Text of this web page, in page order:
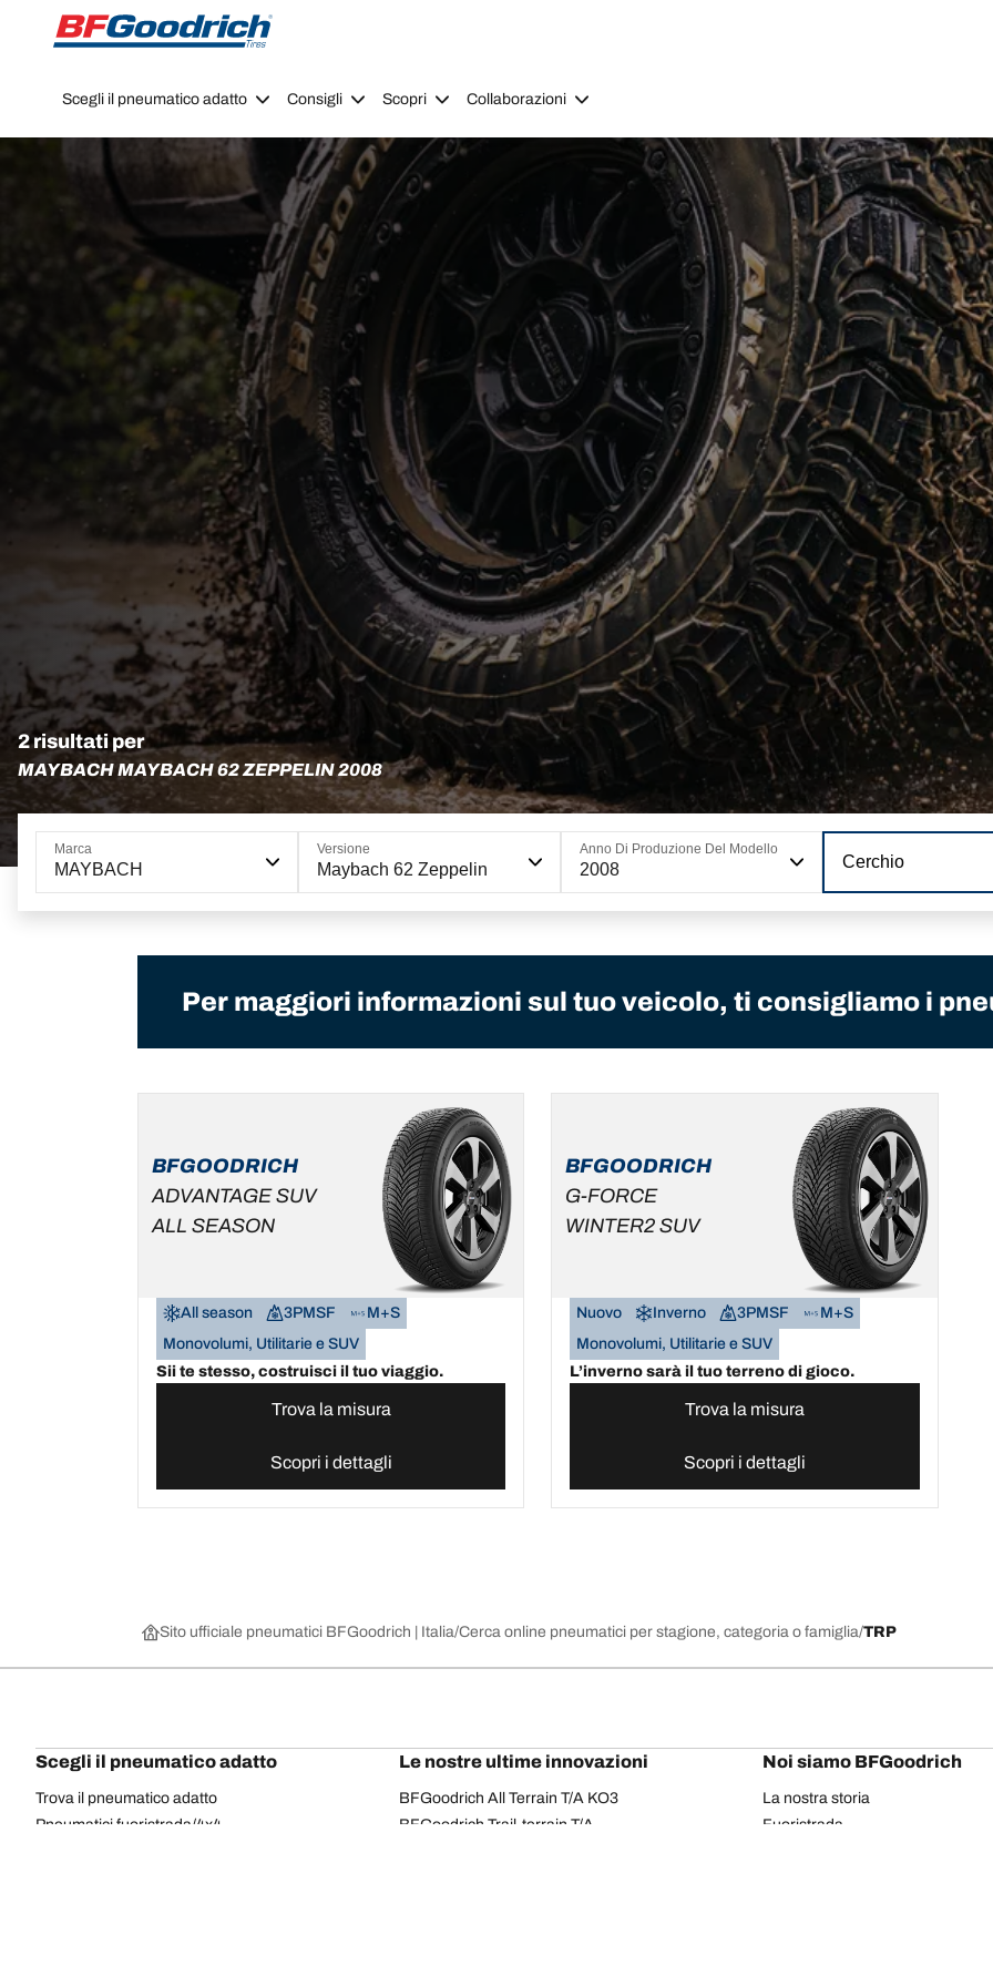
Go to page content
Go to page navigation
Scegli il pneumatico adatto Consigli Scopri Collaborazioni
2 risultati per
MAYBACH MAYBACH 62 ZEPPELIN 2008
Marca
MAYBACH
Versione
Maybach 62 Zeppelin
Anno Di Produzione Del Modello
2008 Cerchio
Per maggiori informazioni sul tuo veicolo, ti consigliamo i
BFGOODRICH
ADVANTAGE SUV
ALL SEASON
All season 3PMSF
M+S
Monovolumi, Utilitarie e SUV
Sii te stesso, costruisci il tuo viaggio.
Trova la misura
Scopri i dettagli
BFGOODRICH
G-FORCE
WINTER2 SUV
Nuovo Inverno 3PMSF
M+S
Monovolumi, Utilitarie e SUV
L’inverno sarà il tuo terreno di gioco.
Trova la misura
Scopri i dettagli
Sito ufficiale pneumatici BFGoodrich | Italia Cerca online pneumatici per stagione, categoria o famiglia TRP
Scegli il pneumatico adatto
Trova il pneumatico adatto
Pneumatici fuoristrada/4x4
Le nostre ultime innovazioni
BFGoodrich All Terrain T/A KO3
BFGoodrich Trail-terrain T/A
Noi siamo BFGoodrich
La nostra storia
Fuoristrada